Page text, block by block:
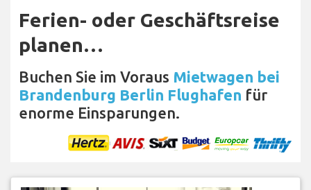
Ferien- oder Geschäftsreise
planen…
Buchen Sie im Voraus Mietwagen bei
Brandenburg Berlin Flughafen für
enorme Einsparungen.